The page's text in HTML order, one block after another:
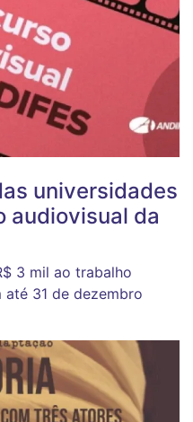
universidades
audiovisual da
3 mil ao trabalho
até 31 de dezembro